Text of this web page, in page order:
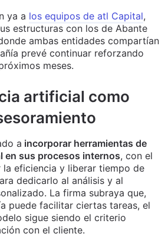
ya a los equipos de atl Capital,
estructuras con los de Abante
ambas entidades compartían
prevé continuar reforzando
meses.
artificial como
a incorporar herramientas de
en sus procesos internos, con el
eficiencia y liberar tiempo de
dedicarlo al análisis y al
La firma subraya que,
puede facilitar ciertas tareas, el
sigue siendo el criterio
con el cliente.